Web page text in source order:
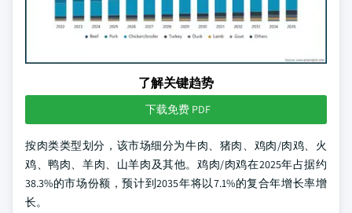
了解关键趋势
下载免费 PDF
按肉类类型划分，该市场细分为牛肉、猪肉、鸡肉/肉鸡、火
鸡、鸭肉、羊肉、山羊肉及其他。鸡肉/肉鸡在2025年占据约
38.3%的市场份额，预计到2035年将以7.1%的复合年增长率增
长。